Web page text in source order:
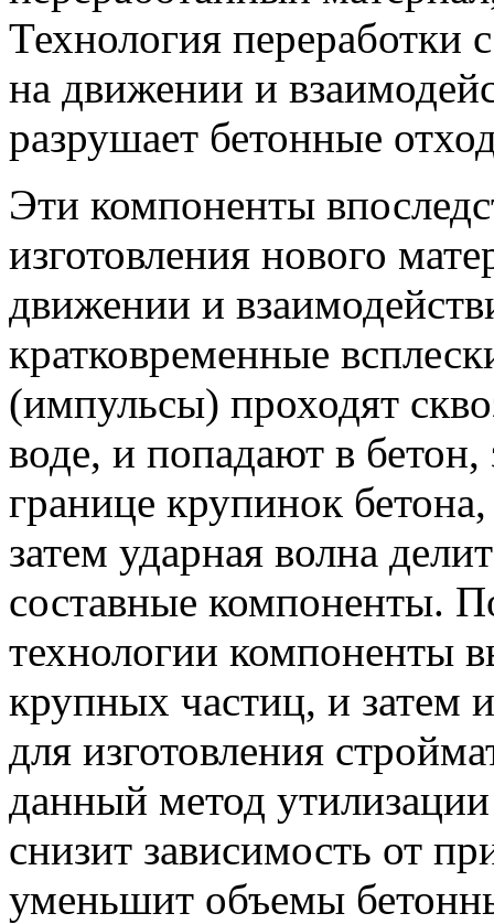
Технология
на движении и
разрушает бетонные
Эти компоненты
изготовления нового
движении и
кратковременные
(импульсы) проходят
воде, и попадают в
границе крупинок
затем ударная волна
составные компоненты.
технологии компоненты
крупных частиц, и затем
для изготовления
данный метод
снизит зависимость от
уменьшит объемы